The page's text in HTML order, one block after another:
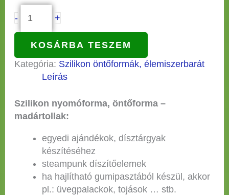
- +
KOSÁRBA TESZEM
Kategória: Szilikon öntőformák, élemiszerbarát
Leírás
Szilikon nyomóforma, öntőforma –
madártollak:
egyedi ajándékok, dísztárgyak
készítéséhez
steampunk díszítőelemek
ha hajlítható gumipasztából készül, akkor
pl.: üvegpalackok, tojások … stb.